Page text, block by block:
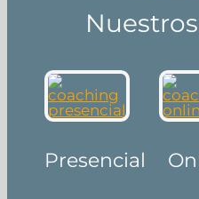
Presencial